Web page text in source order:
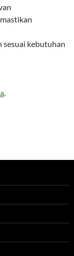
sesuai kebutuhan
.